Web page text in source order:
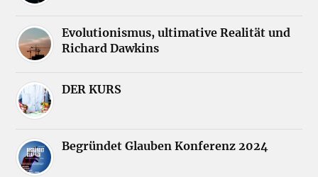
Evolutionismus, ultimative Realität und
Richard Dawkins
DER KURS
Begründet Glauben Konferenz 2024